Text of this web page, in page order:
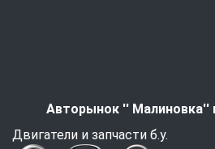
Авторынок '' Малиновка''
Двигатели и запчасти б.у.